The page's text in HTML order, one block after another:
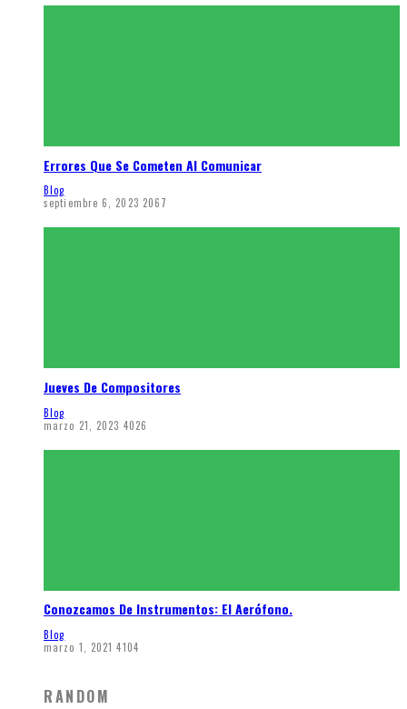
Errores Que Se Cometen Al Comunicar
Blog
septiembre 6, 2023 2067
Jueves De Compositores
Blog
marzo 21, 2023 4026
Conozcamos De Instrumentos: El Aerófono.
Blog
marzo 1, 2021 4104
RANDOM